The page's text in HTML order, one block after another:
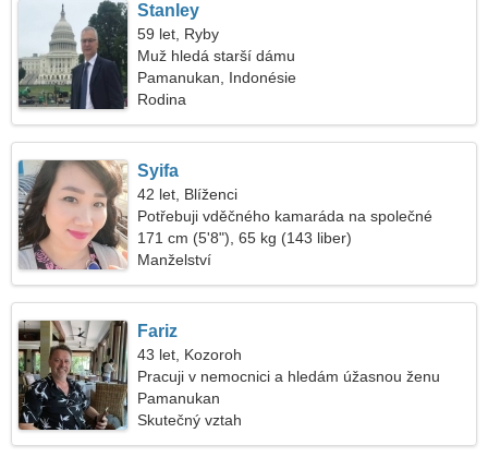
Stanley
59 let, Ryby
Muž hledá starší dámu
Pamanukan, Indonésie
Rodina
Syifa
42 let, Blíženci
Potřebuji vděčného kamaráda na společné
lyžování
171 cm (5'8"), 65 kg (143 liber)
Manželství
Fariz
43 let, Kozoroh
Pracuji v nemocnici a hledám úžasnou ženu
Pamanukan
Skutečný vztah